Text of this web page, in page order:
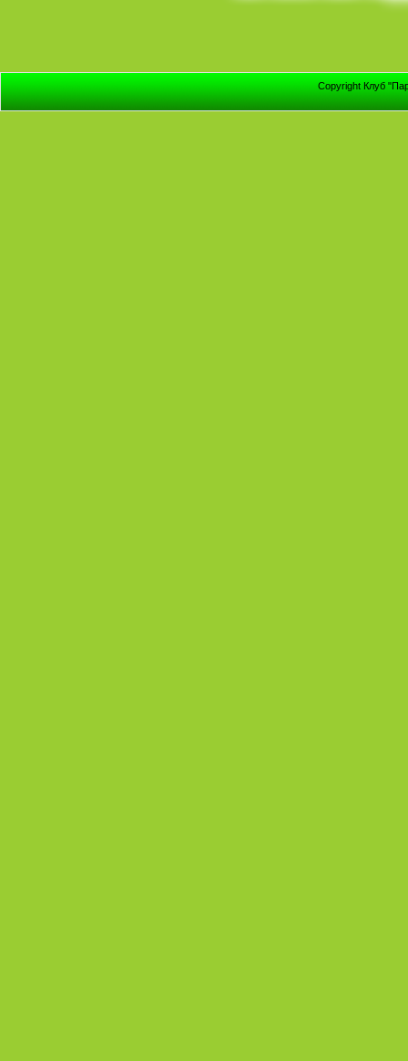
Copyright Клуб